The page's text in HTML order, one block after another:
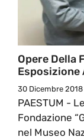
Opere Della
Esposizione
30 Dicembre 2018
PAESTUM -
Fondazione
nel Museo